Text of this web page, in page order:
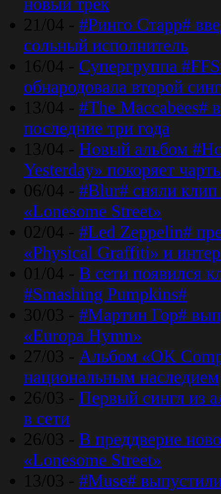
новый трек
21/04 - #Ринго Старр#
сольный исполнитель
16/04 - Супергруппа
обнародовала второй
13/04 - #The Maccabees#
последние три года
13/04 - Новый альбом
Yesterday» покоряет
06/04 - #Blur# сняли клип
«Lonesome Street»
02/04 - #Led Zeppelin#
«Physical Graffiti» и
01/04 - В сети появился
#Smashing Pumpkins#
30/03 - #Мартин Гор#
«Europa Hymn»
27/03 - Альбом «OK
национальным наследием
26/03 - Первый сингл из
в сети
26/03 - В преддверие
«Lonesome Street»
13/03 - #Muse#